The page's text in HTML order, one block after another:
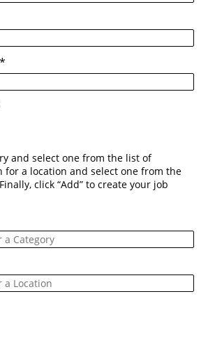
and select one from the list of
for a location and select one from the
click “Add” to create your job